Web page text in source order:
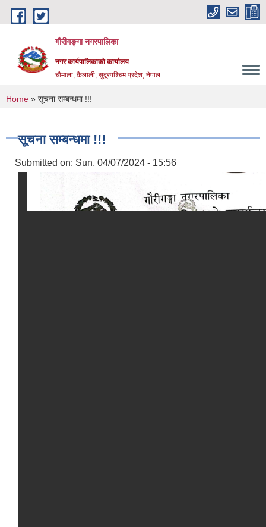
Skip to main content
गौरीगङ्गा नगरपालिका
नगर कार्यपालिकाको कार्यालय
चौमाला, कैलाली, सुदूरपश्चिम प्रदेश, नेपाल
You are here
Home » सूचना सम्बन्धमा !!!
सूचना सम्बन्धमा !!!
Submitted on: Sun, 04/07/2024 - 15:56